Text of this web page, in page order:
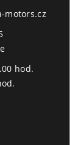
motors.cz
hod.